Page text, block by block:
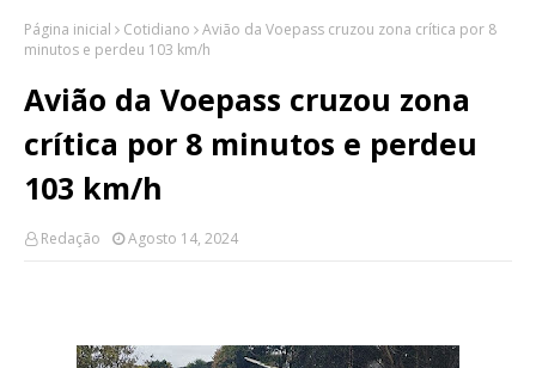
Página inicial Cotidiano
Avião da Voepass cruzou zona crítica por 8
minutos e perdeu 103 km/h
Avião da Voepass cruzou zona
crítica por 8 minutos e perdeu
103 km/h
Redação Agosto 14, 2024